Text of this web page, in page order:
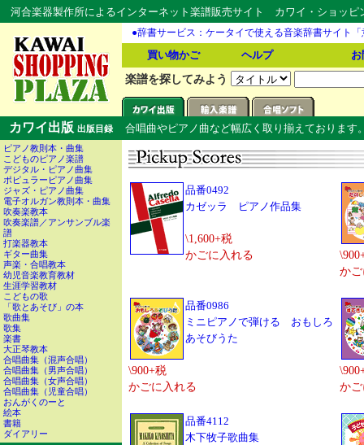
河合楽器製作所によるインターネット楽譜販売サイト カワイ・ショッ
●辞書サービス：ケータイで使える音楽辞書サイト
買い物かご ヘルプ
楽譜を探してみよう
カワイ出版 出版目録
ピアノ教則本・曲集
こどものピアノ楽譜
デジタル・ピアノ曲集
ポピュラーピアノ曲集
ジャズ・ピアノ曲集
電子オルガン教則本・曲集
吹奏楽教本
吹奏楽譜／アンサンブル楽
譜
打楽器教本
ギター曲集
声楽・合唱教本
幼児音楽教育教材
生涯学習教材
こどもの歌
「歌とあそび」の本
歌曲集
歌集
楽書
大正琴教本
合唱曲集（混声合唱）
合唱曲集（男声合唱）
合唱曲集（女声合唱）
合唱曲集（児童合唱）
おんがくのーと
絵本
書籍
ダイアリー
合唱曲やピアノ曲など幅広く取り揃えております
品番0492
カゼッラ ピアノ作品集
\1,600+税
かごに入れる
か
品番0986
ミニピアノで弾ける おもしろ
あそびうた
\900+税
かごに入れる
か
品番4112
木下牧子歌曲集